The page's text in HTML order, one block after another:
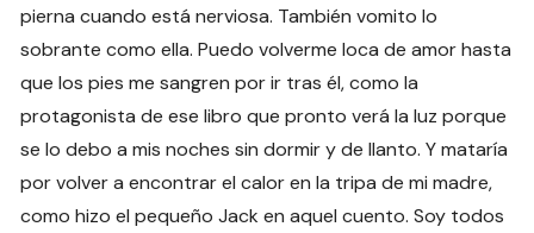
pierna cuando está nerviosa. También vomito lo
sobrante como ella. Puedo volverme loca de amor hasta
que los pies me sangren por ir tras él, como la
protagonista de ese libro que pronto verá la luz porque
se lo debo a mis noches sin dormir y de llanto. Y mataría
por volver a encontrar el calor en la tripa de mi madre,
como hizo el pequeño Jack en aquel cuento. Soy todos